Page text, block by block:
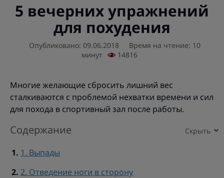
5 вечерних упражнений
для похудения
Опубликовано: 09.06.2018
Время на чтение: 10
минут
14816
Многие желающие сбросить лишний вес
сталкиваются с проблемой нехватки времени и сил
для похода в спортивный зал после работы.
Содержание
1. Выпады
2. Отведение ноги в сторону